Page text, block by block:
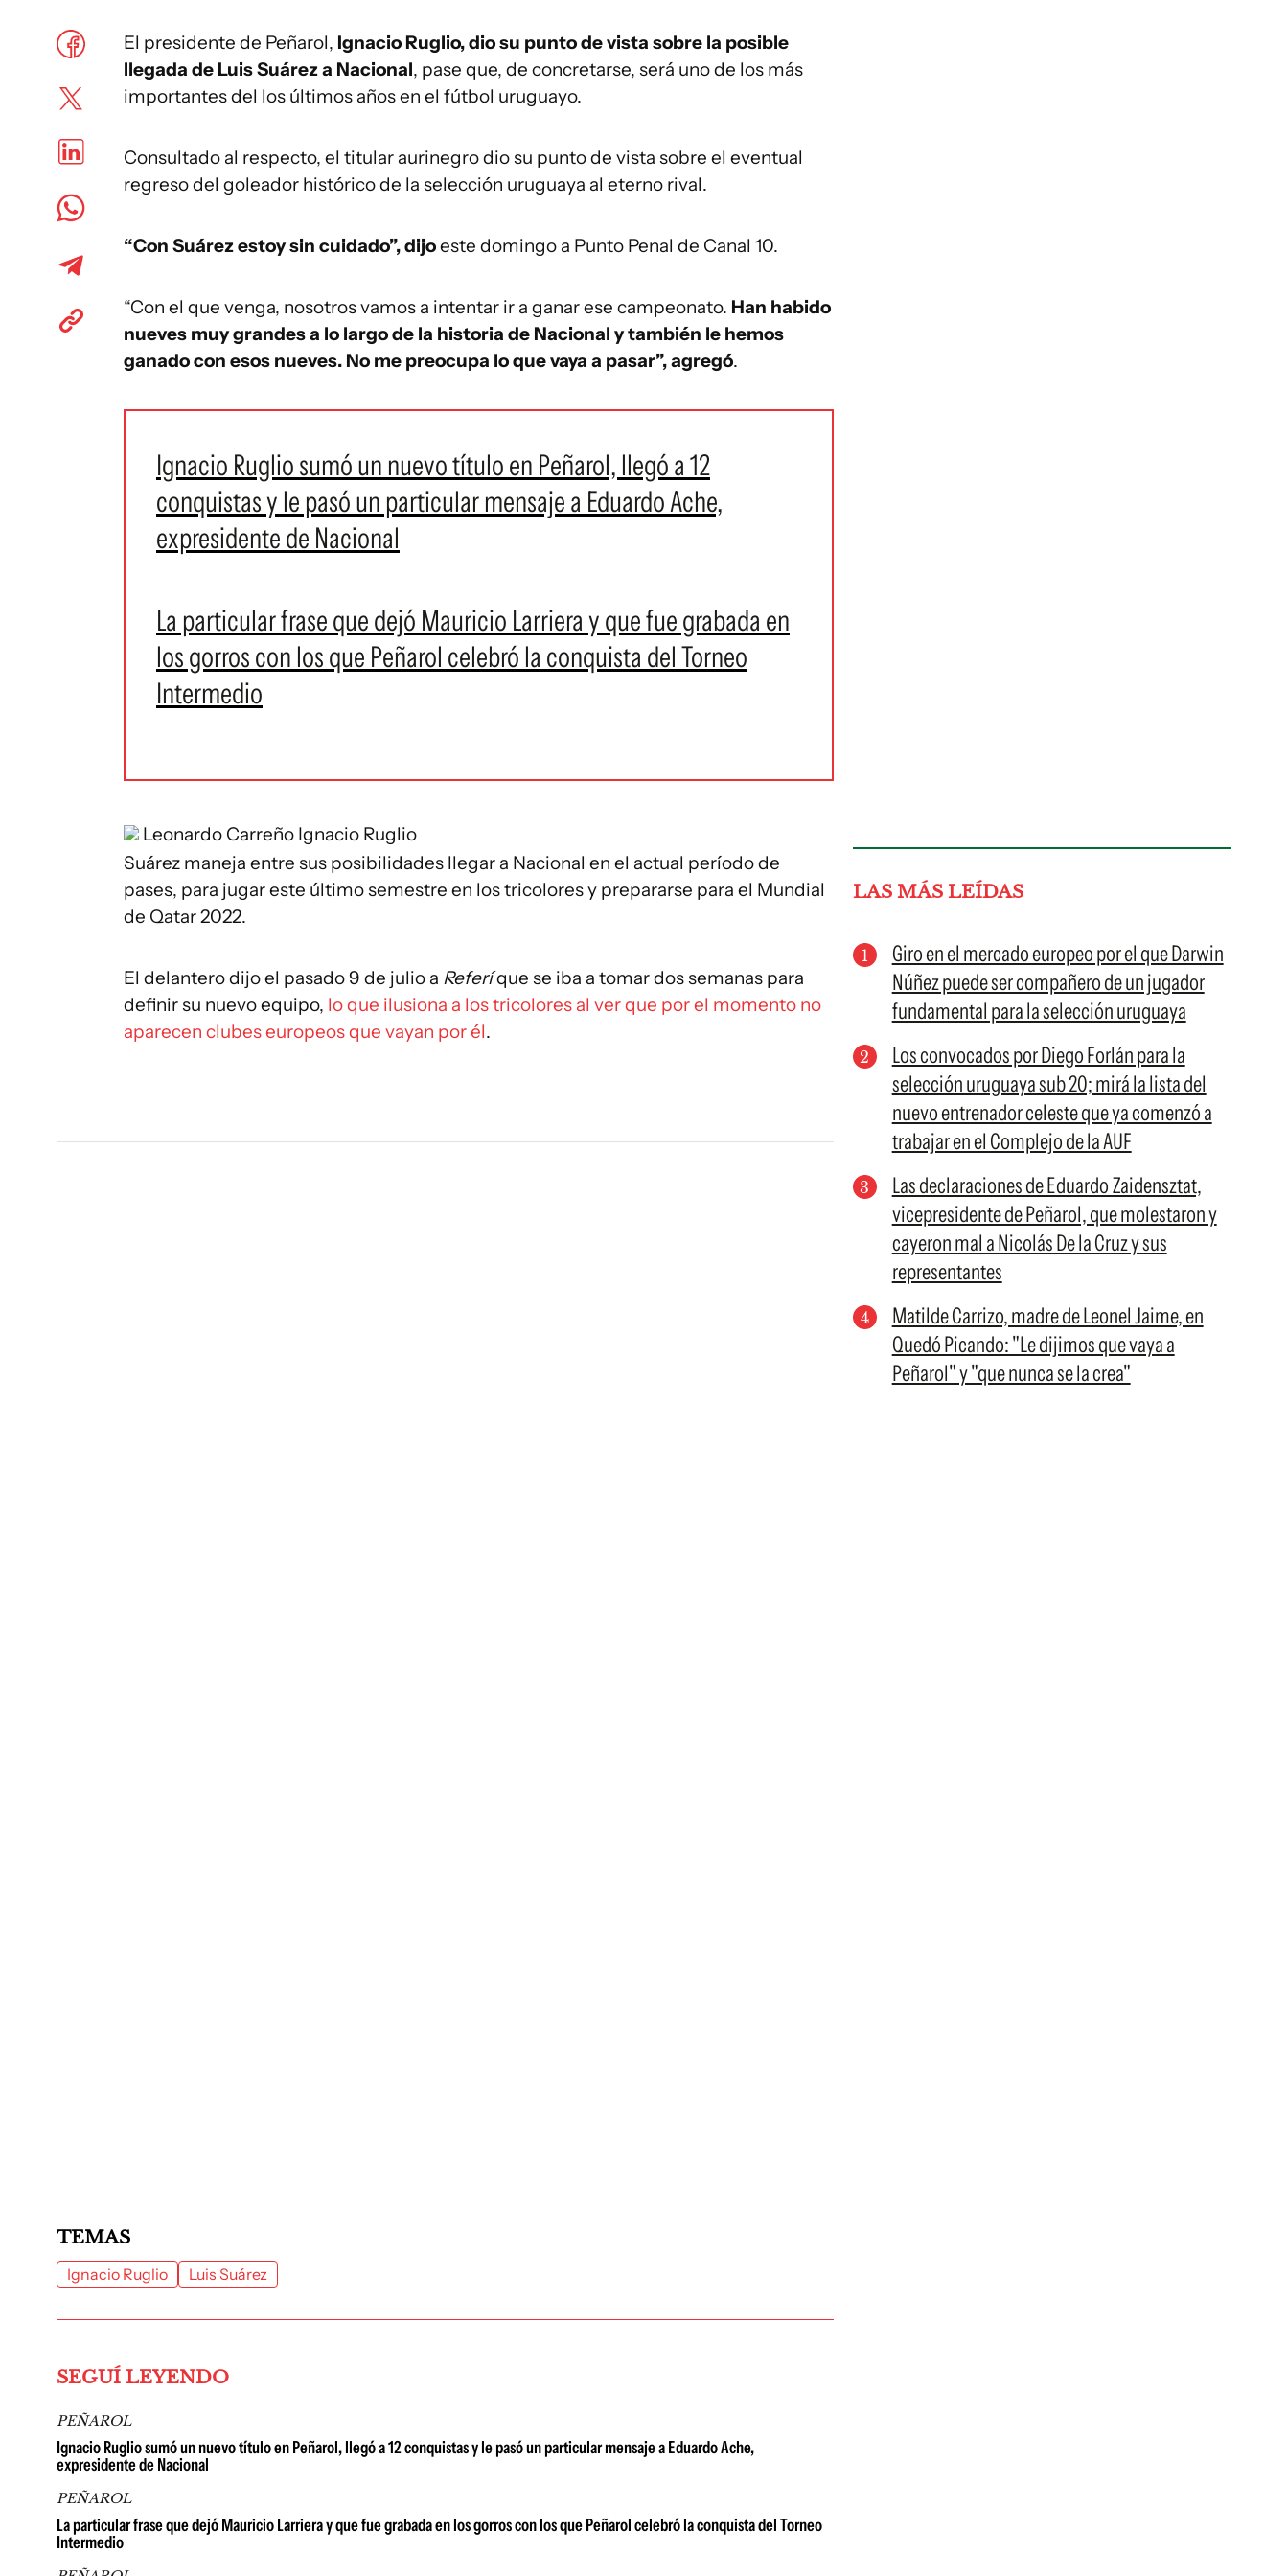
El presidente de Peñarol, Ignacio Ruglio, dio su punto de vista sobre la posible
llegada de Luis Suárez a Nacional, pase que, de concretarse, será uno de los más
importantes del los últimos años en el fútbol uruguayo.
Consultado al respecto, el titular aurinegro dio su punto de vista sobre el eventual
regreso del goleador histórico de la selección uruguaya al eterno rival.
“Con Suárez estoy sin cuidado”, dijoeste domingo a Punto Penal de Canal 10.
“Con el que venga, nosotros vamos a intentar ir a ganar ese campeonato. Han habido
nueves muy grandes a lo largo de la historia de Nacional y también le hemos
ganado con esos nueves. No me preocupa lo que vaya a pasar”, agregó.
Ignacio Ruglio sumó un nuevo título en Peñarol, llegó a 12
conquistas y le pasó un particular mensaje a Eduardo Ache,
expresidente de Nacional
La particular frase que dejó Mauricio Larriera y que fue grabada en
los gorros con los que Peñarol celebró la conquista del Torneo
Intermedio
Leonardo Carreño Ignacio Ruglio
Suárez maneja entre sus posibilidades llegar a Nacional en el actual período de
pases, para jugar este último semestre en los tricolores y prepararse para el Mundial
de Qatar 2022.
El delantero dijo el pasado 9 de julio a Referíque se iba a tomar dos semanas para
definir su nuevo equipo, lo que ilusiona a los tricolores al ver que por el momento no
aparecen clubes europeos que vayan por él.
LAS MÁS LEÍDAS
Giro en el mercado europeo por el que Darwin
Núñez puede ser compañero de un jugador
fundamental para la selección uruguaya
Los convocados por Diego Forlán para la
selección uruguaya sub 20; mirá la lista del
nuevo entrenador celeste que ya comenzó a
trabajar en el Complejo de la AUF
Las declaraciones de Eduardo Zaidensztat,
vicepresidente de Peñarol, que molestaron y
cayeron mal a Nicolás De la Cruz y sus
representantes
Matilde Carrizo, madre de Leonel Jaime, en
Quedó Picando: "Le dijimos que vaya a
Peñarol" y "que nunca se la crea"
TEMAS
Ignacio Ruglio Luis Suárez
SEGUÍ LEYENDO
PEÑAROL
Ignacio Ruglio sumó un nuevo título en Peñarol, llegó a 12 conquistas y le pasó un particular mensaje a Eduardo Ache,
expresidente de Nacional
PEÑAROL
La particular frase que dejó Mauricio Larriera y que fue grabada en los gorros con los que Peñarol celebró la conquista del Torneo
Intermedio